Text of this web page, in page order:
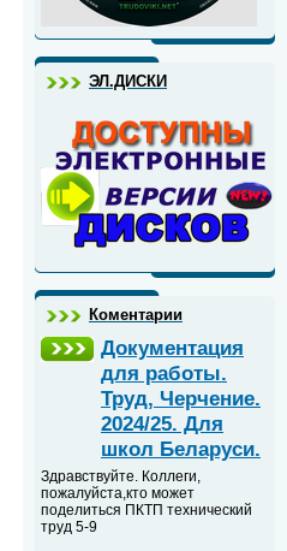
ЭЛ.ДИСКИ
Коментарии
Документация
для работы.
Труд, Черчение.
2024/25. Для
школ Беларуси.
Здравствуйте. Коллеги,
пожалуйста,кто может
поделиться ПКТП технический
труд 5-9